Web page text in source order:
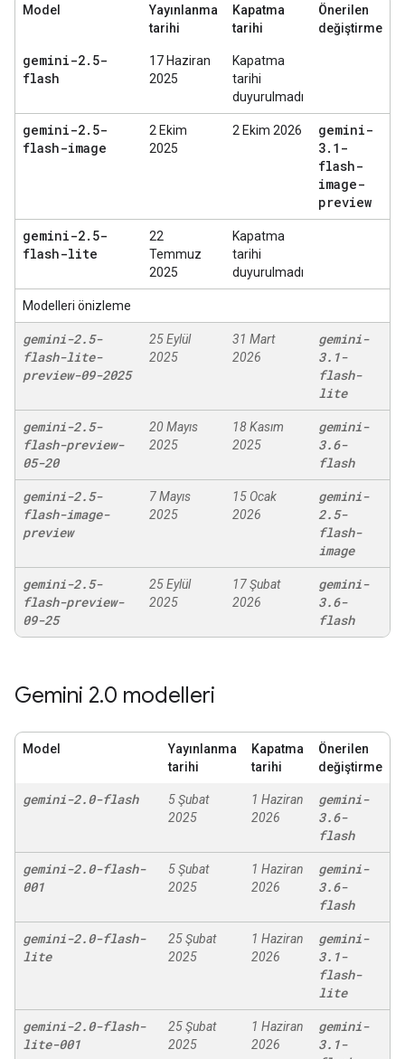
Model
Yayınlanma
tarihi
Kapatma
tarihi
Önerilen
değiştirme
gemini-2. 5-
flash
17 Haziran
2025
Kapatma
tarihi
duyurulmadı
gemini-2. 5-
flash-image
2 Ekim
2025
2 Ekim 2026
gemini-
3. 1-
flash-
image-
preview
gemini-2. 5-
flash-lite
22
Temmuz
2025
Kapatma
tarihi
duyurulmadı
Modelleri önizleme
gemini-2.5-
flash-lite-
preview-09-2025
25 Eylül
2025
31 Mart
2026
gemini-
3. 1-
flash-
lite
gemini-2.5-
flash-preview-
05-20
20 Mayıs
2025
18 Kasım
2025
gemini-
3.6-
flash
gemini-2.5-
flash-image-
preview
7 Mayıs
2025
15 Ocak
2026
gemini-
2.5-
flash-
image
gemini-2.5-
flash-preview-
09-25
25 Eylül
2025
17 Şubat
2026
gemini-
3.6-
flash
Gemini 2.0 modelleri
Model
Yayınlanma
tarihi
Kapatma
tarihi
Önerilen
değiştirme
gemini-2.0-flash
5 Şubat
2025
1 Haziran
2026
gemini-
3.6-
flash
gemini-2.0-flash-
001
5 Şubat
2025
1 Haziran
2026
gemini-
3.6-
flash
gemini-2.0-flash-
lite
25 Şubat
2025
1 Haziran
2026
gemini-
3. 1-
flash-
lite
gemini-2.0-flash-
lite-001
25 Şubat
2025
1 Haziran
2026
gemini-
3. 1-